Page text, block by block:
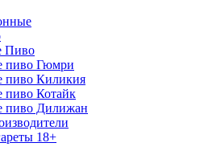
Пиво
пиво Гюмри
пиво Киликия
пиво Котайк
пиво Дилижан
18+